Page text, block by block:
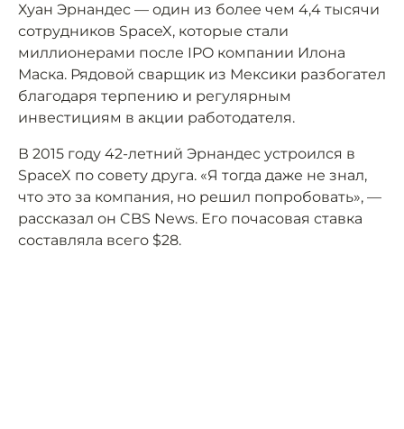
Хуан Эрнандес — один из более чем 4,4 тысячи
сотрудников SpaceX, которые стали
миллионерами после IPO компании Илона
Маска. Рядовой сварщик из Мексики разбогател
благодаря терпению и регулярным
инвестициям в акции работодателя.
В 2015 году 42-летний Эрнандес устроился в
SpaceX по совету друга. «Я тогда даже не знал,
что это за компания, но решил попробовать», —
рассказал он CBS News. Его почасовая ставка
составляла всего $28.